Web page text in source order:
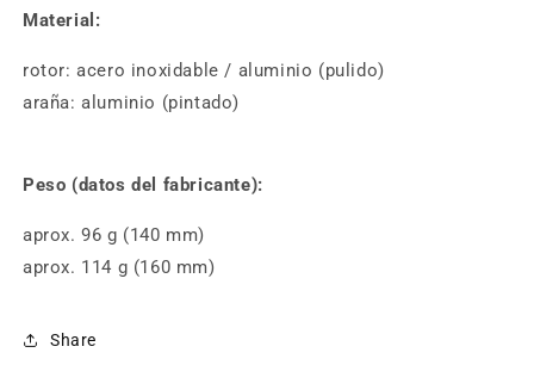
Material:
rotor: acero inoxidable / aluminio (pulido)
araña: aluminio (pintado)
Peso (datos del fabricante):
aprox. 96 g (140 mm)
aprox. 114 g (160 mm)
Share